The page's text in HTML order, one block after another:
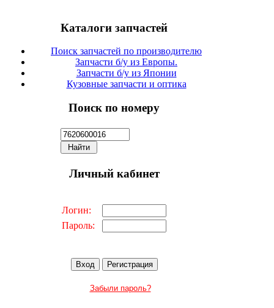
Каталоги запчастей
Поиск запчастей по производителю
Запчасти б/у из Европы.
Запчасти б/у из Японии
Кузовные запчасти и оптика
Поиск по номеру
Личный кабинет
Логин:
Пароль:
Забыли пароль?